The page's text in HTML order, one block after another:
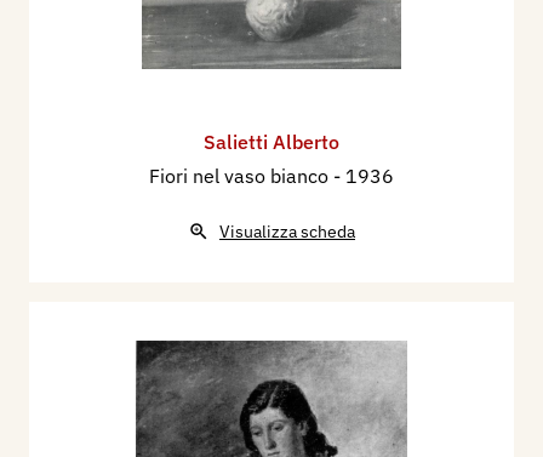
Salietti Alberto
Fiori nel vaso bianco - 1936
Visualizza scheda